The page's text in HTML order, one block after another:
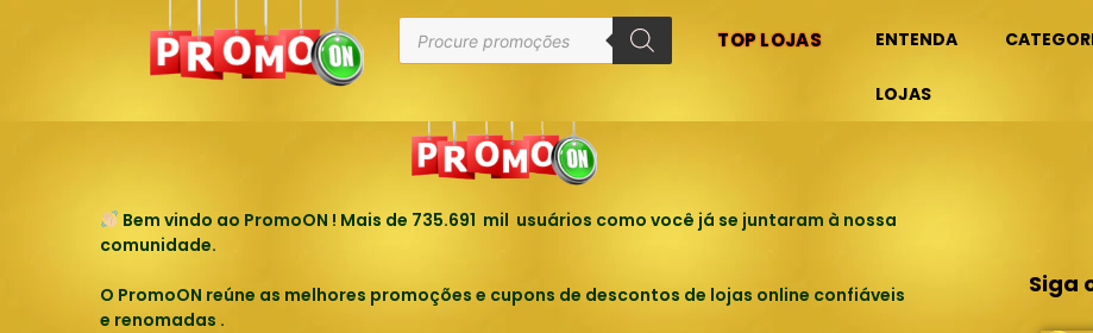
TOP LOJAS ENTENDA
LOJAS
Parece que não conseguimos encontrar o que você está procurando.
Bem vindo ao PromoON ! Mais de 735.691 mil usuários como você já se juntaram à nossa
comunidade.
O PromoON reúne as melhores promoções e cupons de descontos de lojas online confiáveis
e renomadas .
Siga